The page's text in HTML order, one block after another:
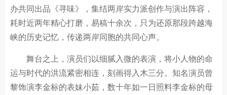
办共同出品《寻味》，集结两岸实力派创作与演出阵容，
耗时近两年精心打磨，易稿十余次，只为还原那段跨越海
峡的历史记忆，传递两岸同胞的共同心声。
舞台之上，演员们以细腻入微的表演，将小人物的命
运与时代的洪流紧密相连，刻画得入木三分。知名演员曾
黎饰演李金标的表妹小茹，数十年如一日照料李金标的母